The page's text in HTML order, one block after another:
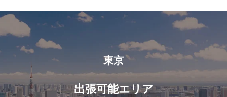
東京
出張可能エリア